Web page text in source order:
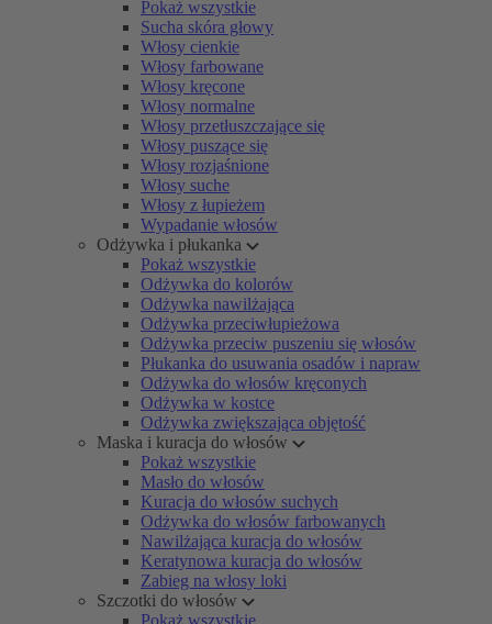
Pokaż wszystkie
Sucha skóra głowy
Włosy cienkie
Włosy farbowane
Włosy kręcone
Włosy normalne
Włosy przetłuszczające się
Włosy puszące się
Włosy rozjaśnione
Włosy suche
Włosy z łupieżem
Wypadanie włosów
Odżywka i płukanka
Pokaż wszystkie
Odżywka do kolorów
Odżywka nawilżająca
Odżywka przeciwłupieżowa
Odżywka przeciw puszeniu się włosów
Płukanka do usuwania osadów i napraw
Odżywka do włosów kręconych
Odżywka w kostce
Odżywka zwiększająca objętość
Maska i kuracja do włosów
Pokaż wszystkie
Masło do włosów
Kuracja do włosów suchych
Odżywka do włosów farbowanych
Nawilżająca kuracja do włosów
Keratynowa kuracja do włosów
Zabieg na włosy loki
Szczotki do włosów
Pokaż wszystkie